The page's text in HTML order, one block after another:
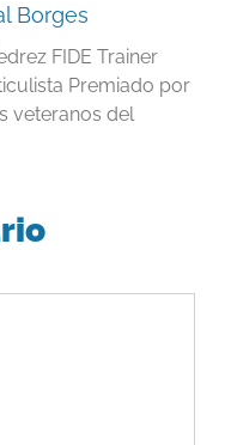
Borges
FIDE Trainer
Premiado por
veteranos del